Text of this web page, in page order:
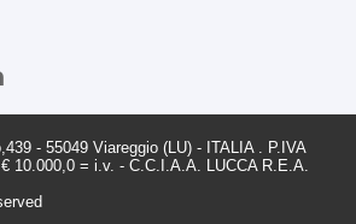
- 55049 Viareggio (LU) - ITALIA . P.IVA
10.000,0 = i.v. - C.C.I.A.A. LUCCA R.E.A.